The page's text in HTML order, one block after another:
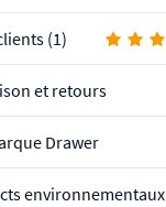
(1)
et retours
Drawer
environnementaux